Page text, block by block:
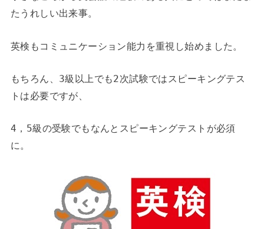
たうれしい出来事。
英検もコミュニケーション能力を重視し始めました。
もちろん、3級以上でも2次試験ではスピーキングテス
トは必要ですが、
4，5級の受験でもなんとスピーキングテストが必須
に。